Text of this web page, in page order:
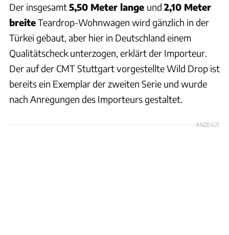
Der insgesamt5,50 Meter lange und 2,10 Meter
breiteTeardrop-Wohnwagen wird gänzlich in der
Türkei gebaut, aber hier in Deutschland einem
Qualitätscheck unterzogen, erklärt der Importeur.
Der auf der CMT Stuttgart vorgestellte Wild Drop ist
bereits ein Exemplar der zweiten Serie und wurde
nach Anregungen des Importeurs gestaltet.
ANZEIGE